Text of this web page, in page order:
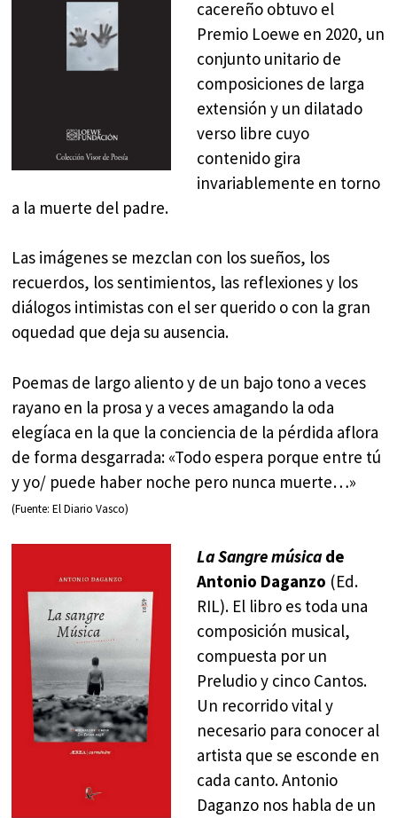
cacereño obtuvo el
Premio Loewe en 2020, un
conjunto unitario de
composiciones de larga
extensión y un dilatado
verso libre cuyo
contenido gira
invariablemente en torno
a la muerte del padre.
Las imágenes se mezclan con los sueños, los
recuerdos, los sentimientos, las reflexiones y los
diálogos intimistas con el ser querido o con la gran
oquedad que deja su ausencia.
Poemas de largo aliento y de un bajo tono a veces
rayano en la prosa y a veces amagando la oda
elegíaca en la que la conciencia de la pérdida aflora
de forma desgarrada: «Todo espera porque entre tú
y yo/ puede haber noche pero nunca muerte…»
(Fuente: El Diario Vasco)
La Sangre músicade
Antonio Daganzo (Ed.
RIL). El libro es toda una
composición musical,
compuesta por un
Preludio y cinco Cantos.
Un recorrido vital y
necesario para conocer al
artista que se esconde en
cada canto. Antonio
Daganzo nos habla de un